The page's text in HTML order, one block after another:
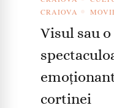
CRAIOVA
Visul sau o
cortinei